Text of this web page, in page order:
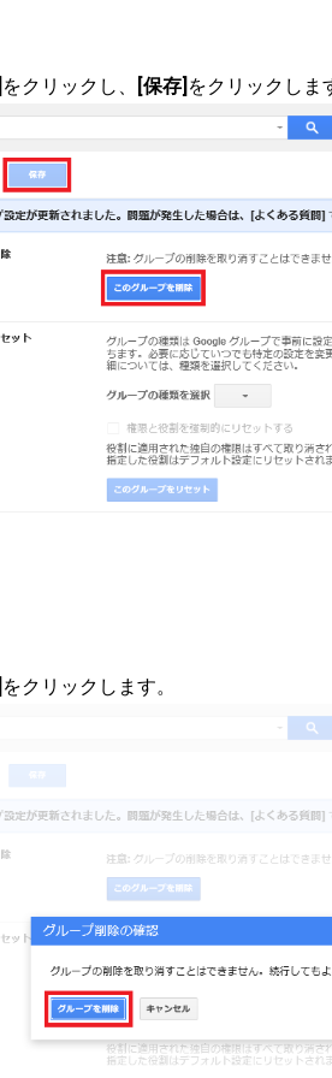
をクリックし、 [保存] をクリックしま
をクリックします。